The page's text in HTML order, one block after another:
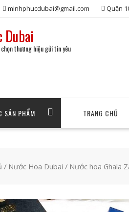
minhphucdubai@gmail.com Quận
Dubai
thương hiệu gửi tin yêu
SẢN PHẨM TRANG CHỦ
/ Nước Hoa Dubai / Nước hoa Ghala